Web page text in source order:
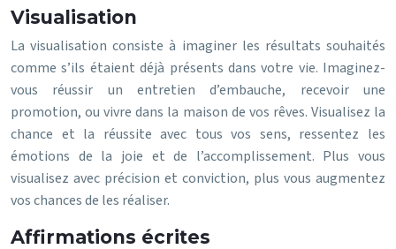
Visualisation
La visualisation consiste à imaginer les résultats souhaités
comme s’ils étaient déjà présents dans votre vie. Imaginez-
vous réussir un entretien d’embauche, recevoir une
promotion, ou vivre dans la maison de vos rêves. Visualisez la
chance et la réussite avec tous vos sens, ressentez les
émotions de la joie et de l’accomplissement. Plus vous
visualisez avec précision et conviction, plus vous augmentez
vos chances de les réaliser.
Affirmations écrites